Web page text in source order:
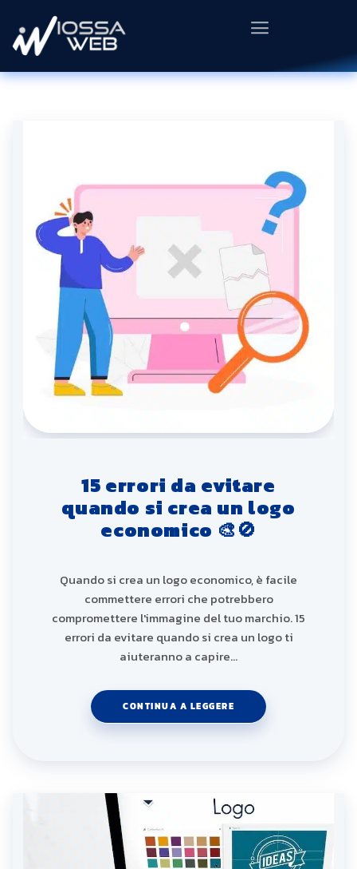
15 errori da evitare
quando si crea un logo
economico 🎨🚫
Quando si crea un logo economico, è facile
commettere errori che potrebbero
compromettere l'immagine del tuo marchio. 15
errori da evitare quando si crea un logo ti
aiuteranno a capire…
CONTINUA A LEGGERE